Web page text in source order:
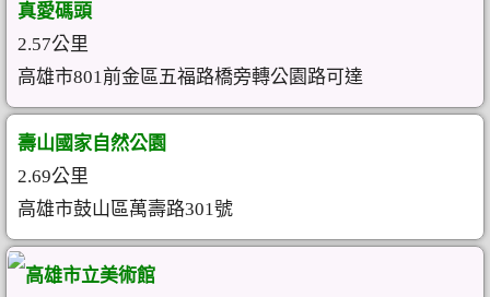
真愛碼頭
2.57公里
高雄市801前金區五福路橋旁轉公園路可達
壽山國家自然公園
2.69公里
高雄市鼓山區萬壽路301號
高雄市立美術館